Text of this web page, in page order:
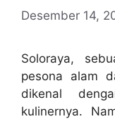
Desember 14,
Soloraya,
pesona alam
dikenal
kulinernya.